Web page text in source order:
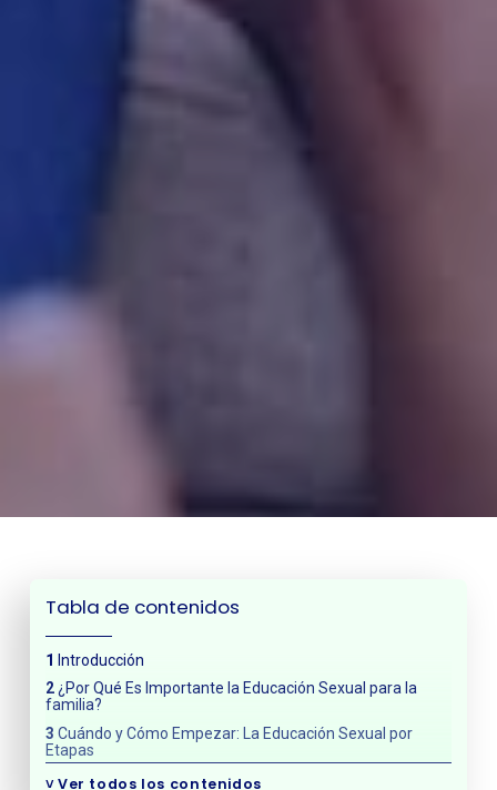
Tabla de contenidos
Introducción
¿Por Qué Es Importante la Educación Sexual para la
familia?
Cuándo y Cómo Empezar: La Educación Sexual por
Etapas
Primera Infancia (0-5 años)
˅Ver todos los contenidos